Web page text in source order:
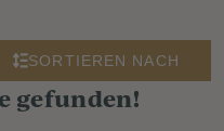
SORTIEREN NACH
gefunden!